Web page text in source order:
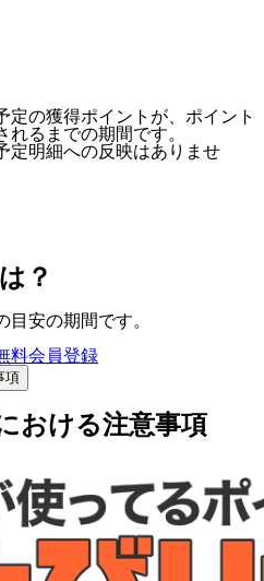
定の獲得ポイントが、ポイント
れるまでの期間です。
定明細への反映はありませ
？
安の期間です。
料会員登録
項
おける注意事項